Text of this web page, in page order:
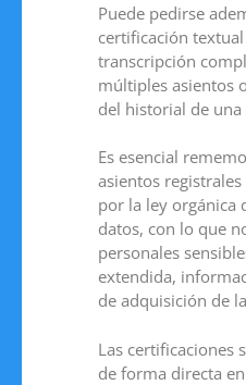
Puede pedirse
certificación
transcripción
múltiples asientos
del historial de una
Es esencial
asientos
por la ley orgánica
datos, con lo que
personales
extendida,
de adquisición de
Las certificaciones
de forma directa